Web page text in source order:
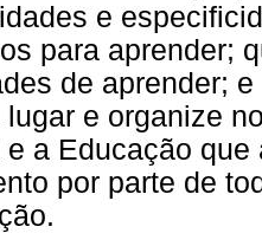
e
para aprender;
de aprender;
lugar e organize
a Educação
por parte de